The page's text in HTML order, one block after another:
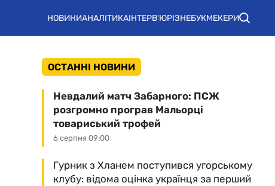
НОВИНИАНАЛІТИКАІНТЕРВ'ЮРІЗНЕБУКМЕКЕРИ
ОСТАННІ НОВИНИ
6 серпня 09:00
Невдалий матч Забарного: ПСЖ
розгромно програв Мальорці
товариський трофей
Гурник з Хланем поступився угорському
клубу: відома оцінка українця за перший